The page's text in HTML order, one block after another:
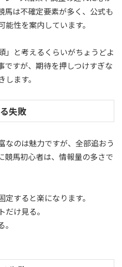
馬は不確定要素が多く、公式も
性を案内しています。
」と考えるくらいがちょうどよ
ですが、期待を押しつけすぎな
ます。
失敗
なのは魅力ですが、全部追おう
競馬初心者は、情報量の多さで
すると楽になります。
け見る。